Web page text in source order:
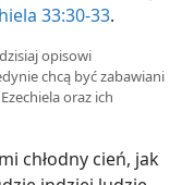
33:30-33.
opisowi
chcą być zabawiani
oraz ich
chłodny cień, jak